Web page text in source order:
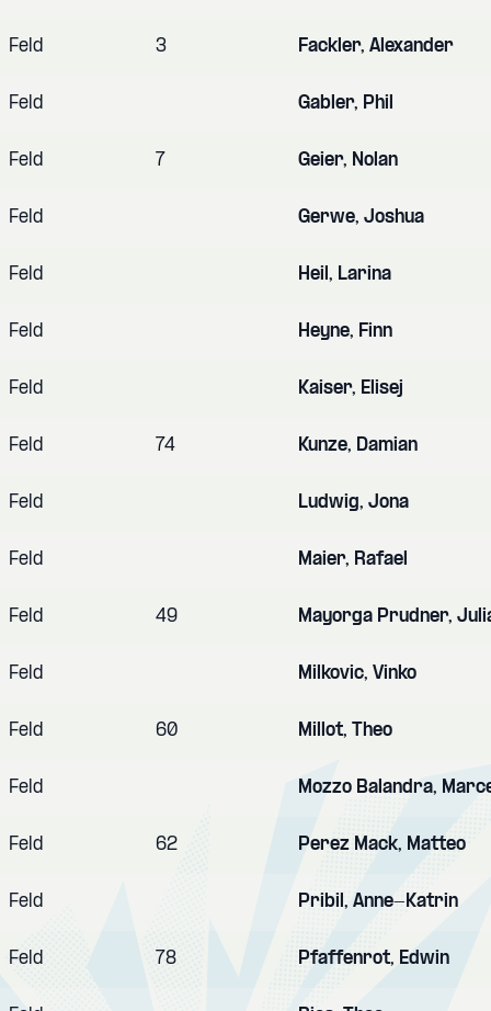
Feld 3 Fackler, Alexander
Feld Gabler, Phil
Feld 7 Geier, Nolan
Feld Gerwe, Joshua
Feld Heil, Larina
Feld Heyne, Finn
Feld Kaiser, Elisej
Feld 74 Kunze, Damian
Feld Ludwig, Jona
Feld Maier, Rafael
Feld 49 Mayorga Prudner,
Feld Milkovic, Vinko
Feld 60 Millot, Theo
Feld Mozzo Balandra,
Feld 62 Perez Mack, Matteo
Feld Pribil, Anne-Katrin
Feld 78 Pfaffenrot, Edwin